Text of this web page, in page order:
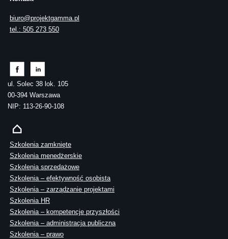
biuro@projektgamma.pl
tel.: 505 273 550
ul. Solec 38 lok. 105
00-394 Warszawa
NIP: 113-26-90-108
Szkolenia zamknięte
Szkolenia menedżerskie
Szkolenia sprzedażowe
Szkolenia – efektywność osobista
Szkolenia – zarządzanie projektami
Szkolenia HR
Szkolenia – kompetencje przyszłości
Szkolenia – administracja publiczna
Szkolenia – prawo